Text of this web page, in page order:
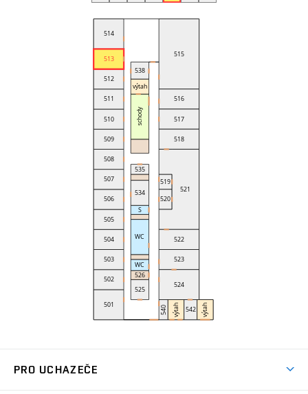
PRO UCHAZEČE